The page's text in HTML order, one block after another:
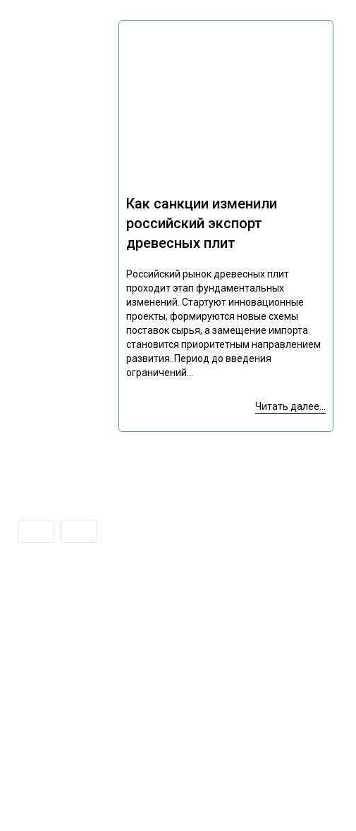
Как санкции изменили
российский экспорт
древесных плит
Российский рынок древесных плит
проходит этап фундаментальных
изменений. Стартуют инновационные
проекты, формируются новые схемы
поставок сырья, а замещение импорта
становится приоритетным направлением
развития. Период до введения
ограничений...
Читать далее...